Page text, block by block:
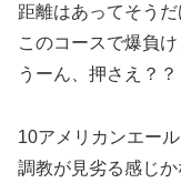
距離はあってそう
このコースで爆負
うーん、押さえ？？
10アメリカンエール
調教が見劣る感じか